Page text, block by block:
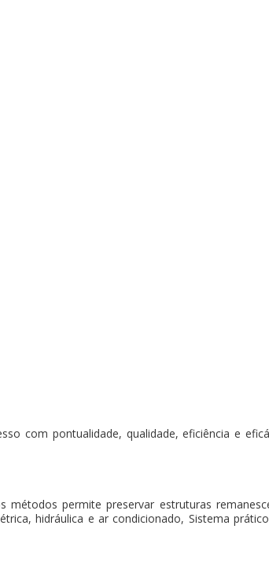
com pontualidade, qualidade, eficiência e
permite preservar estruturas
hidráulica e ar condicionado, Sistema